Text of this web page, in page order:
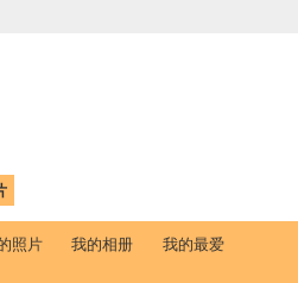
照片 我的相册 我的最爱